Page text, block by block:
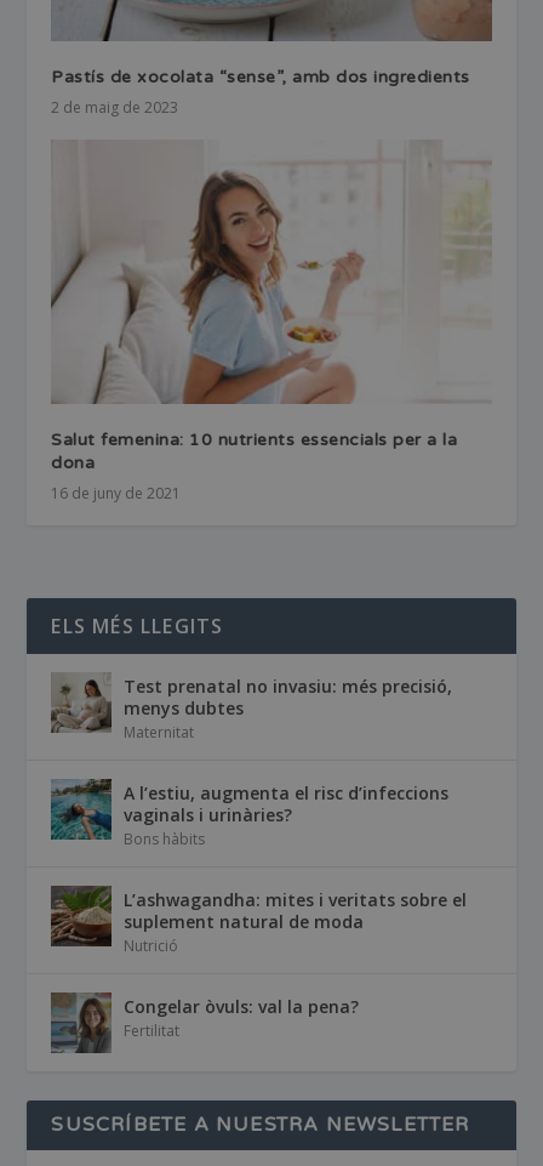
Pastís de xocolata “sense”, amb dos ingredients
2 de maig de 2023
Salut femenina: 10 nutrients essencials per a la
dona
16 de juny de 2021
ELS MÉS LLEGITS
Test prenatal no invasiu: més precisió,
menys dubtes
Maternitat
A l’estiu, augmenta el risc d’infeccions
vaginals i urinàries?
Bons hàbits
L’ashwagandha: mites i veritats sobre el
suplement natural de moda
Nutrició
Congelar òvuls: val la pena?
Fertilitat
SUSCRÍBETE A NUESTRA NEWSLETTER